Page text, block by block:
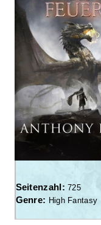
Seitenzahl:725
Genre: High Fantasy